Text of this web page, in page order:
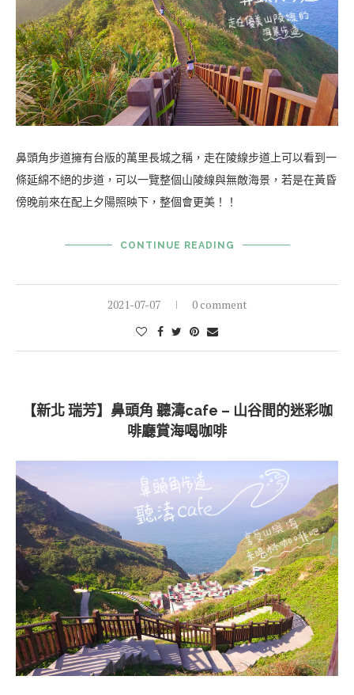
鼻頭角步道擁有台版的萬里長城之稱，走在陵線步道上可以看到一
條延綿不絕的步道，可以一覽整個山陵線與無敵海景，若是在黃昏
傍晚前來在配上夕陽照映下，整個會更美！！
CONTINUE READING
2021-07-07 0 comment
【新北 瑞芳】鼻頭角 聽濤cafe – 山谷間的迷彩咖
啡廳賞海喝咖啡